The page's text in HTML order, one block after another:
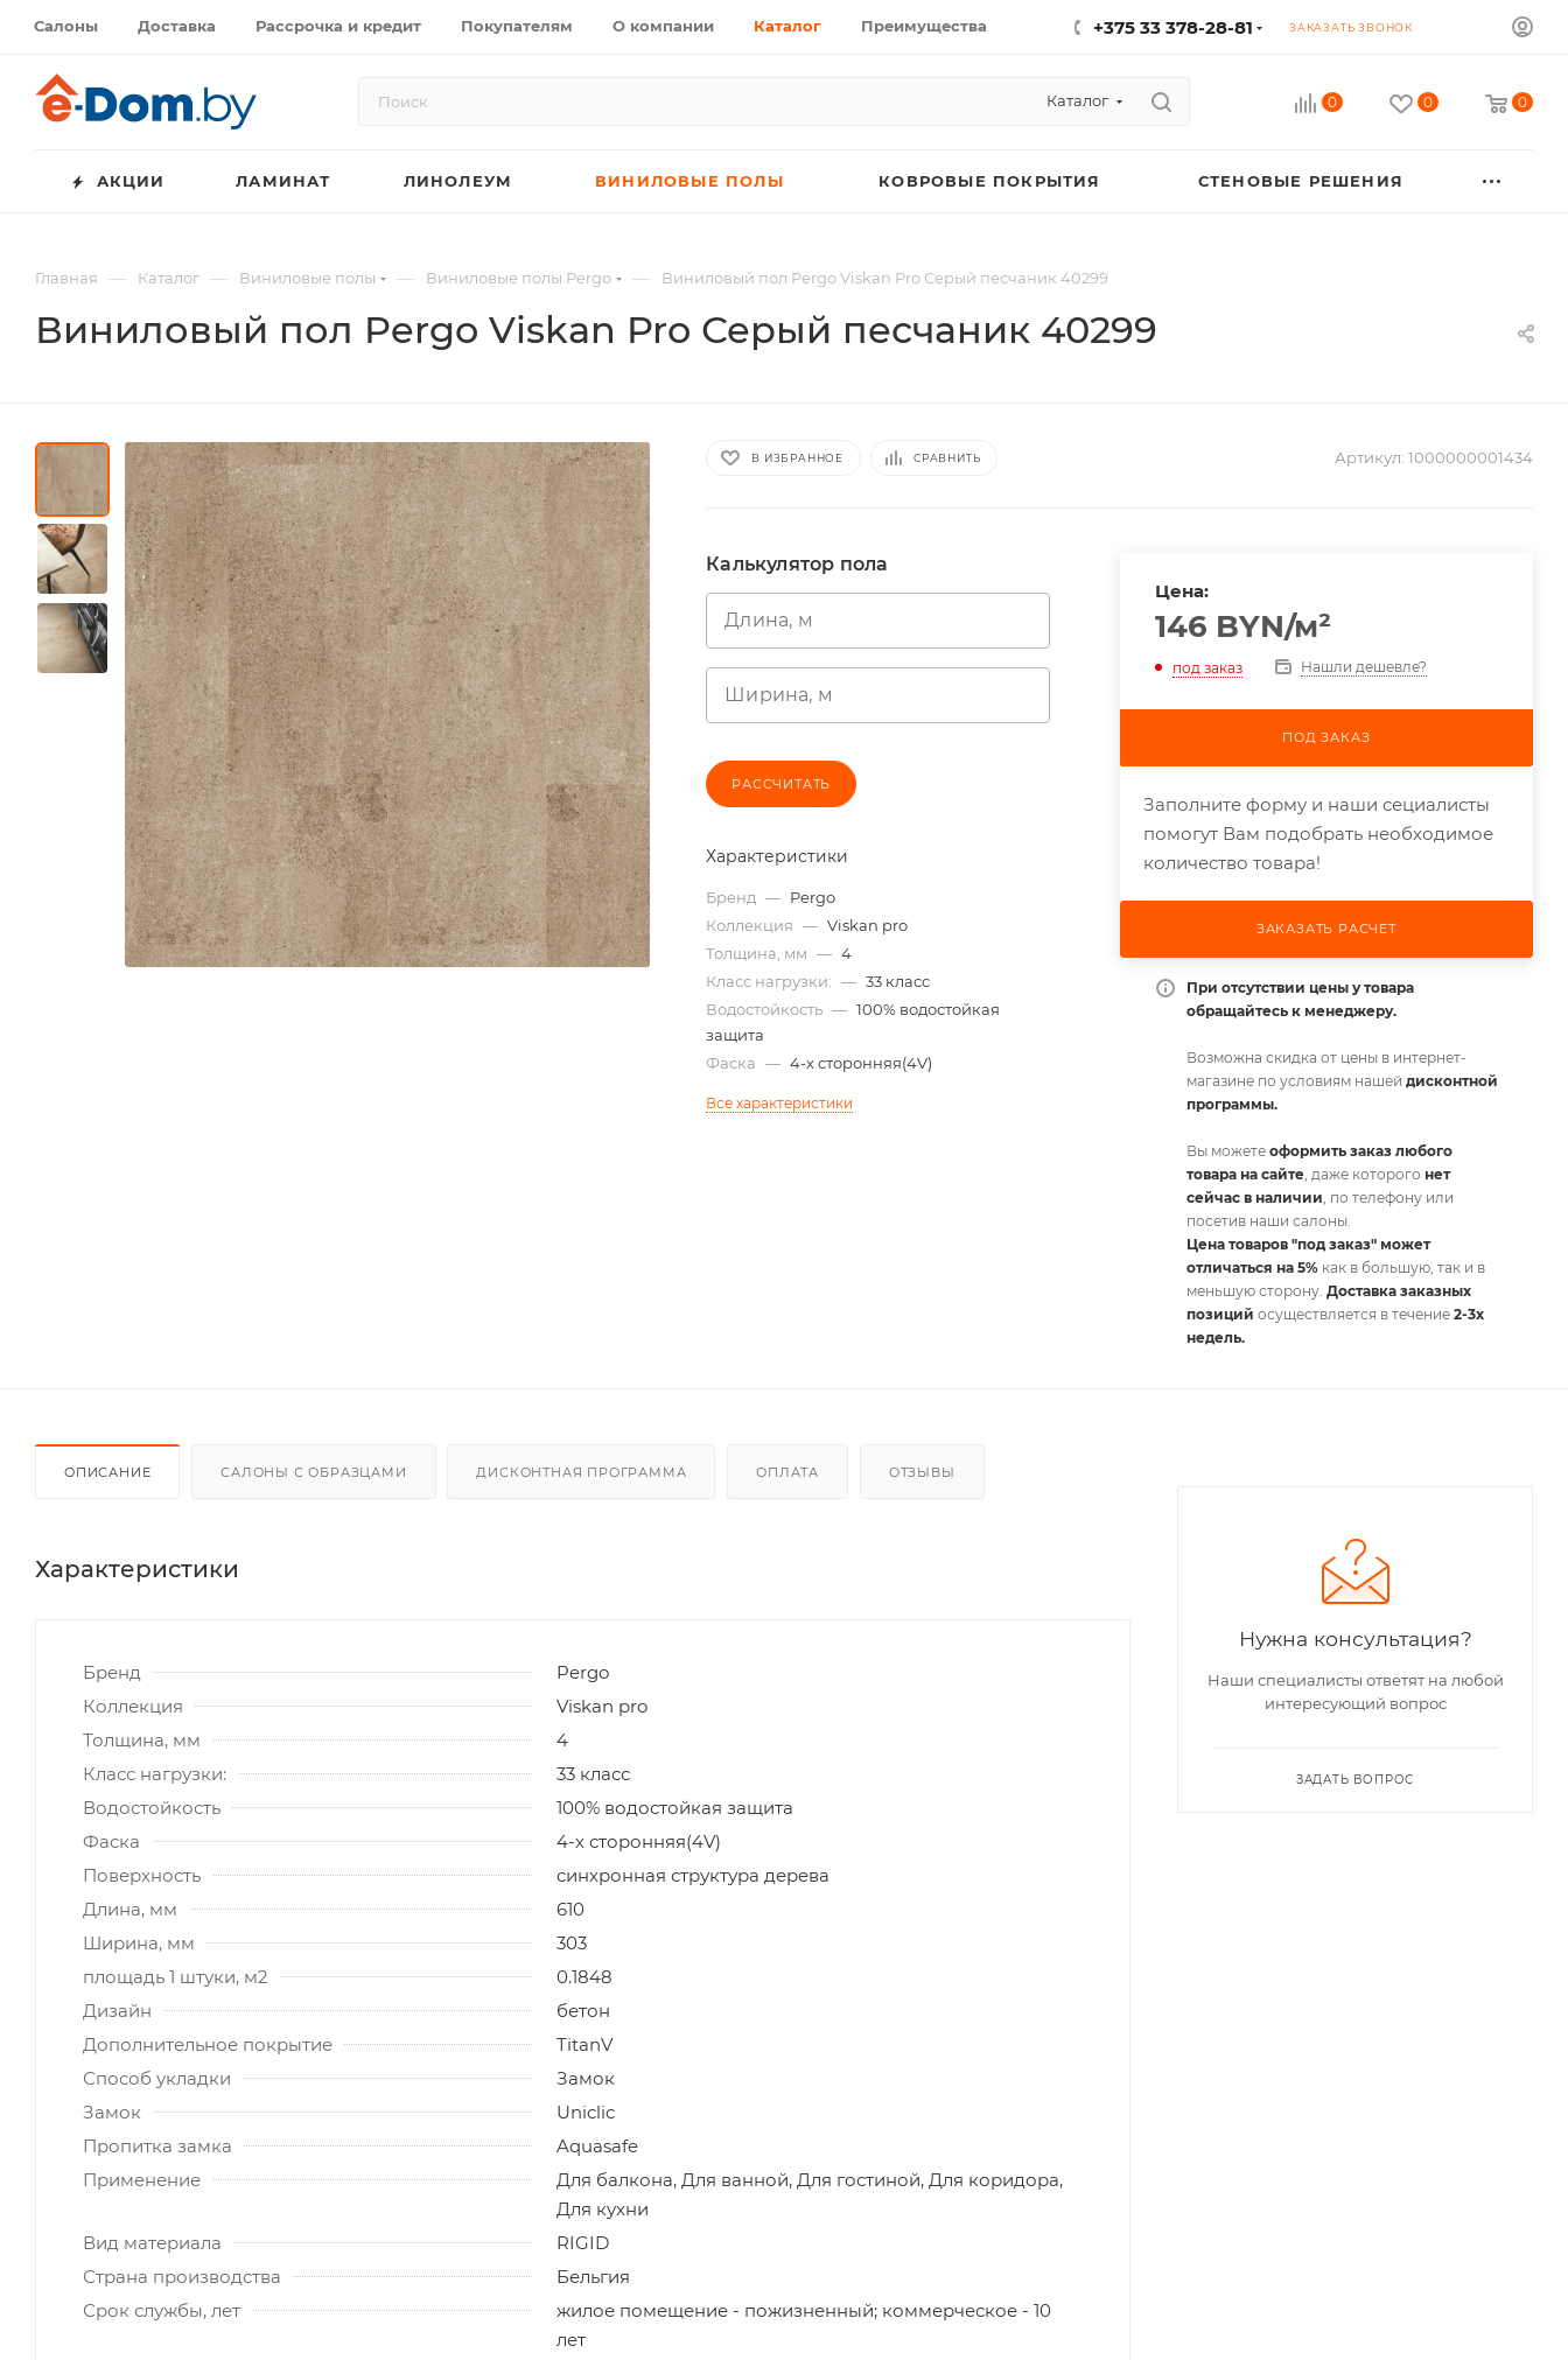
Салоны Доставка Рассрочка и кредит Покупателям О компании Каталог Преимущества +375 33 378-28-81 ЗАКАЗАТЬ ЗВОНОК
Каталог 0 0 0
АКЦИИ ЛАМИНАТ ЛИНОЛЕУМ ВИНИЛОВЫЕ ПОЛЫ КОВРОВЫЕ ПОКРЫТИЯ СТЕНОВЫЕ РЕШЕНИЯ
Главная — Каталог — Виниловые полы — Виниловые полы Pergo — Виниловый пол Pergo Viskan Pro Серый песчаник 40299
Виниловый пол Pergo Viskan Pro Серый песчаник 40299
В ИЗБРАННОЕ СРАВНИТЬ Артикул: 1000000001434
Калькулятор пола
Длина, м
Ширина, м
РАССЧИТАТЬ
Характеристики
Бренд — Pergo
Коллекция — Viskan pro
Толщина, мм — 4
Класс нагрузки: — 33 класс
Водостойкость — 100% водостойкая
защита
Фаска — 4-х сторонняя(4V)
Все характеристики
Цена:
146 BYN/м²
под заказ Нашли дешевле?
ПОД ЗАКАЗ
Заполните форму и наши сециалисты
помогут Вам подобрать необходимое
количество товара!
ЗАКАЗАТЬ РАСЧЕТ
При отсутствии цены у товара
обращайтесь к менеджеру.
Возможна скидка от цены в интернет-
магазине по условиям нашей дисконтной
программы.
Вы можете оформить заказ любого
товара на сайте, даже которого нет
сейчас в наличии, по телефону или
посетив наши салоны.
Цена товаров "под заказ" может
отличаться на 5%как в большую, так и в
меньшую сторону. Доставка заказных
позиций осуществляется в течение 2-3х
недель.
ОПИСАНИЕ САЛОНЫ С ОБРАЗЦАМИ ДИСКОНТНАЯ ПРОГРАММА ОПЛАТА ОТЗЫВЫ
Характеристики
Бренд
Pergo
Коллекция
Viskan pro
Толщина, мм
4
Класс нагрузки:
33 класс
Водостойкость
100% водостойкая защита
Фаска
4-х сторонняя(4V)
Поверхность
синхронная структура дерева
Длина, мм
610
Ширина, мм
303
площадь 1 штуки, м2
0.1848
Дизайн
бетон
Дополнительное покрытие
TitanV
Способ укладки
Замок
Замок
Uniclic
Пропитка замка
Aquasafe
Применение
Для балкона, Для ванной, Для гостиной, Для коридора,
Для кухни
Вид материала
RIGID
Страна производства
Бельгия
Срок службы, лет
жилое помещение - пожизненный; коммерческое - 10
лет
Нужна консультация?
Наши специалисты ответят на любой
интересующий вопрос
ЗАДАТЬ ВОПРОС